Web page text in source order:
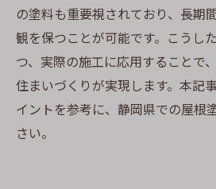
の塗料も重要視されており、長期
観を保つことが可能です。こうし
つ、実際の施工に応用することで
住まいづくりが実現します。本記
イントを参考に、静岡県での屋根
さい。